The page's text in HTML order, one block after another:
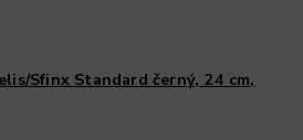
Sfinx Standard černý, 24 cm,